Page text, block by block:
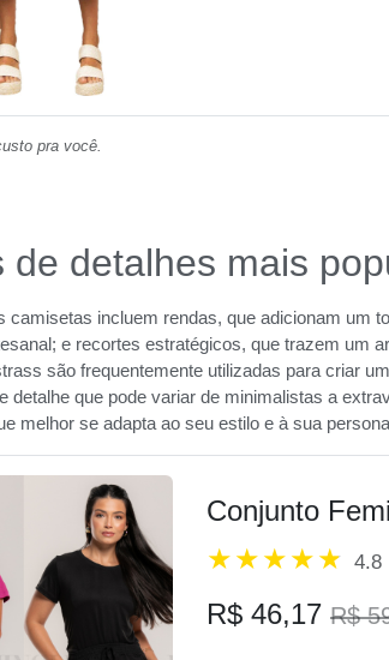
pra você.
de detalhes mais
incluem rendas, que adicionam um
e recortes estratégicos, que trazem um
são frequentemente utilizadas para criar
que pode variar de minimalistas a
melhor se adapta ao seu estilo e à sua
Conjunto
4.8
R$ 46,17 R$